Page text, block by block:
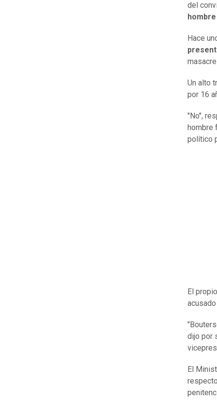
del
Hace
Un alto
por 16
"No",
hombre
político
El
dijo por
El